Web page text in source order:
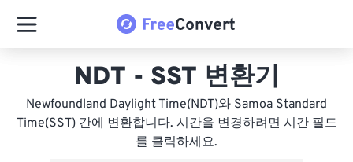
NDT - SST 변환기
Newfoundland Daylight Time(NDT)와 Samoa Standard
Time(SST) 간에 변환합니다. 시간을 변경하려면 시간 필드
를 클릭하세요.